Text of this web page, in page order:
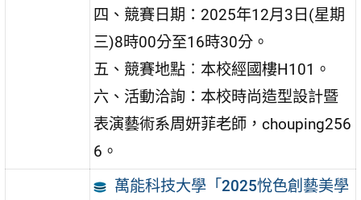
四、競賽日期：2025年12月3日(星期
三)8時00分至16時30分。
五、競賽地點︰本校經國樓H101。
六、活動洽詢：本校時尚造型設計暨
表演藝術系周妍菲老師，chouping256
6。
萬能科技大學「2025悅色創藝美學